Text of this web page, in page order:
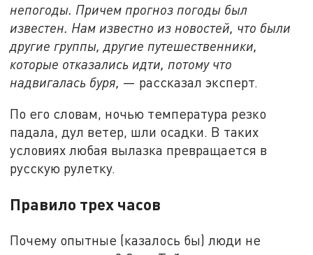
непогоды. Причем прогноз погоды был
известен. Нам известно из новостей, что были
другие группы, другие путешественники,
которые отказались идти, потому что
надвигалась буря, — рассказал эксперт.
По его словам, ночью температура резко
падала, дул ветер, шли осадки. В таких
условиях любая вылазка превращается в
русскую рулетку.
Правило трех часов
Почему опытные (казалось бы) люди не